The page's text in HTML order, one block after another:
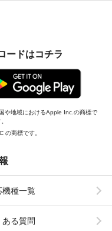
ードはコチラ
や地域におけるApple Inc.の商標で
の商標です。
機種一覧
ある質問